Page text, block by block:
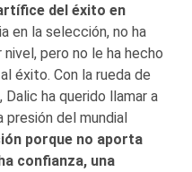
del éxito en
en la selección, no ha
pero no le ha hecho
éxito. Con la rueda de
ha querido llamar a
presión del mundial
porque no aporta
confianza, una